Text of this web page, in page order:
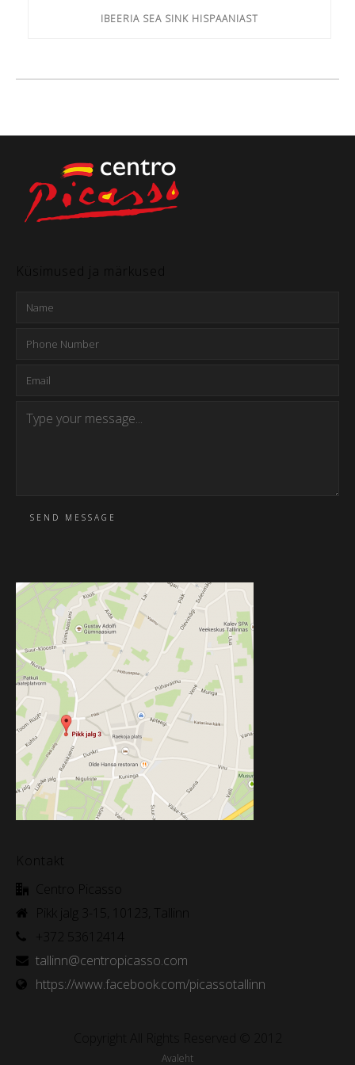
IBEERIA SEA SINK HISPAANIAST
Küsimused ja märkused
SEND MESSAGE
Kontakt
Centro Picasso
Pikk jalg 3-15, 10123, Tallinn
+372 53612414
tallinn@centropicasso.com
https://www.facebook.com/picassotallinn
Avaleht